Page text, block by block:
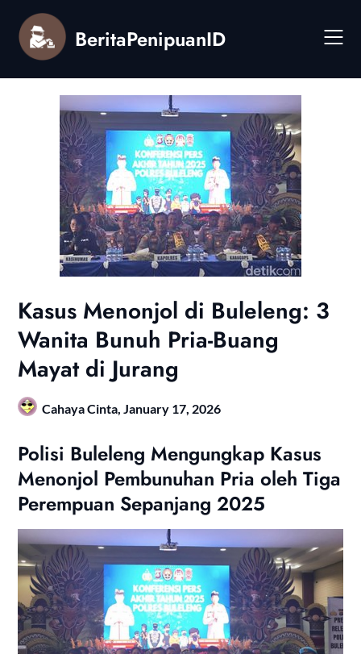
content
BeritaPenipuanID
Kasus Menonjol di Buleleng: 3
Wanita Bunuh Pria-Buang
Mayat di Jurang
Cahaya Cinta,January 17, 2026
Polisi Buleleng Mengungkap Kasus
Menonjol Pembunuhan Pria oleh Tiga
Perempuan Sepanjang 2025